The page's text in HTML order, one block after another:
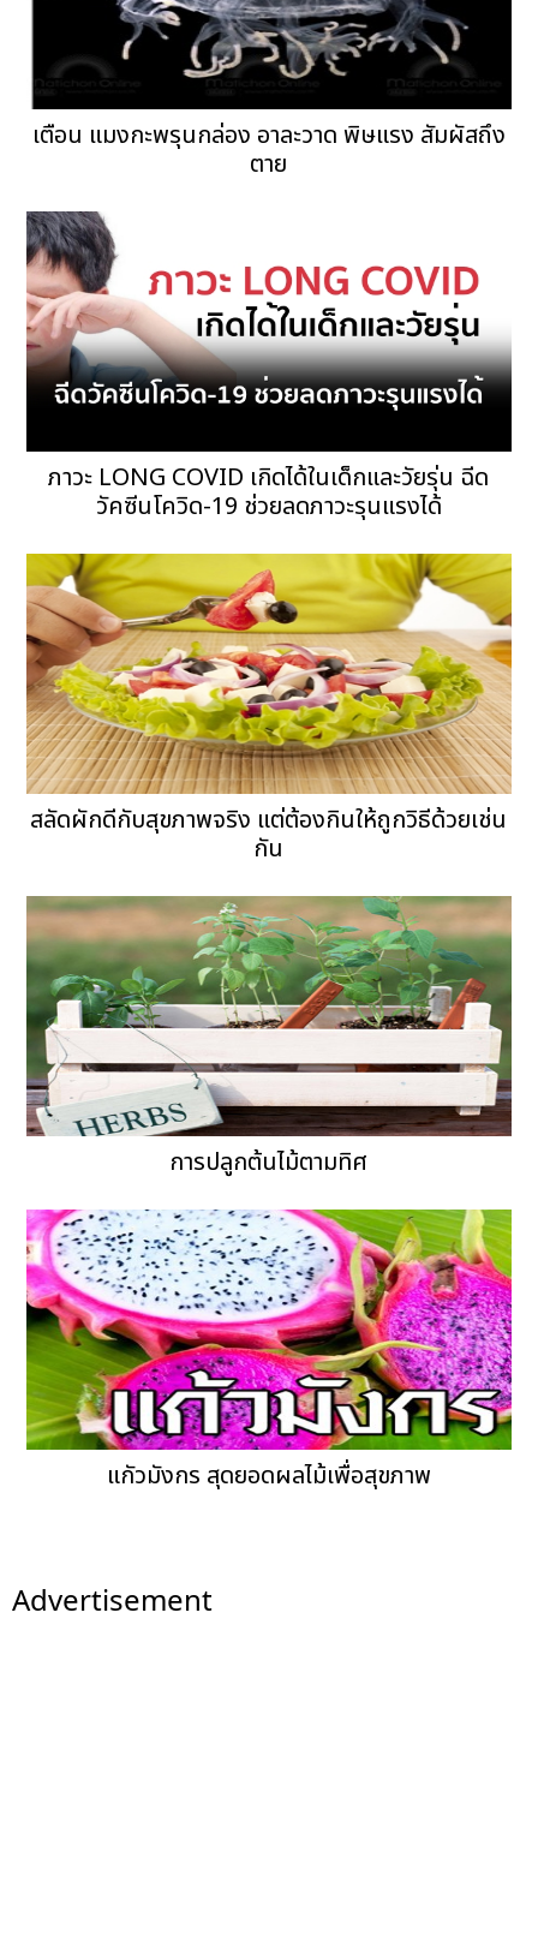
เตือน แมงกะพรุนกล่อง อาละวาด พิษแรง สัมผัสถึง
ตาย
ภาวะ LONG COVID เกิดได้ในเด็กและวัยรุ่น ฉีด
วัคซีนโควิด-19 ช่วยลดภาวะรุนแรงได้
สลัดผักดีกับสุขภาพจริง แต่ต้องกินให้ถูกวิธีด้วยเช่น
กัน
การปลูกต้นไม้ตามทิศ
แกัวมังกร สุดยอดผลไม้เพื่อสุขภาพ
Advertisement